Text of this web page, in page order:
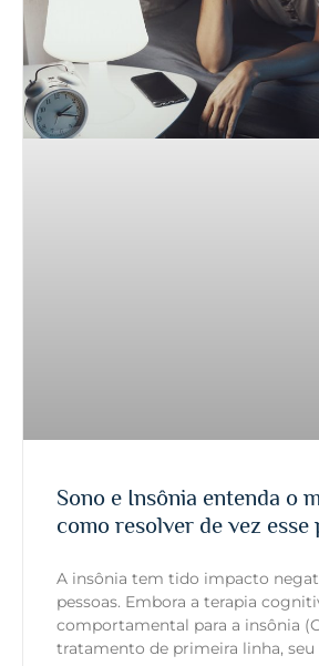
Sono e Insônia entenda o
como resolver de vez esse
A insônia tem tido impacto
pessoas. Embora a terapia
comportamental para a insônia
tratamento de primeira linha, seu